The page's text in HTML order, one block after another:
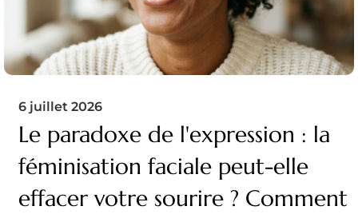
6 juillet 2026
Le paradoxe de l'expression : la
féminisation faciale peut-elle
effacer votre sourire ? Comment